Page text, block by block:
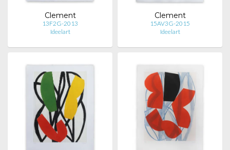
Clement
13F2G-2013
Ideelart
Clement
15AV3G-2015
Ideelart